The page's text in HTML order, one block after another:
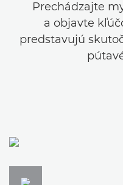
Prechádzajte
a objavte
predstavujú